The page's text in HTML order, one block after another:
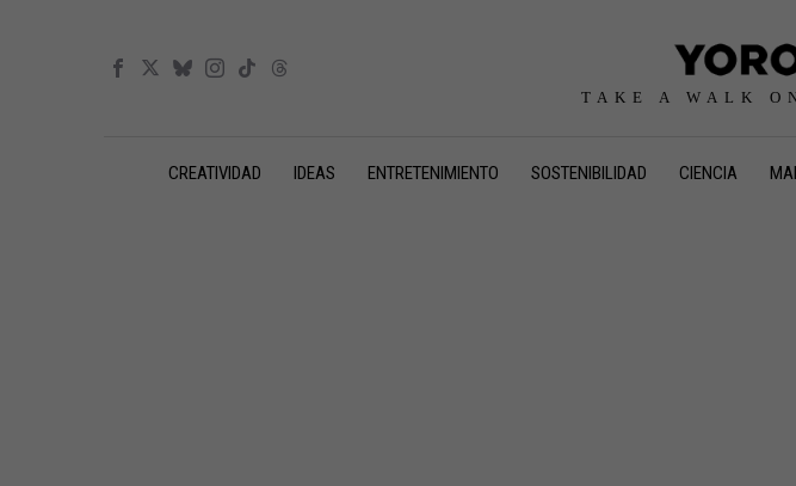
TAKE A WALK
CREATIVIDAD IDEAS ENTRETENIMIENTO SOSTENIBILIDAD CIENCIA